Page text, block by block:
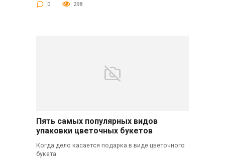
0 298
Пять самых популярных видов
упаковки цветочных букетов
Когда дело касается подарка в виде цветочного
букета